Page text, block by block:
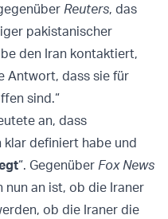
Reuters, das
pakistanischer
den Iran kontaktiert,
Antwort, dass sie für
sind.“
an, dass
definiert habe und
“. Gegenüber Fox News
nun an ist, ob die Iraner
ob die Iraner die